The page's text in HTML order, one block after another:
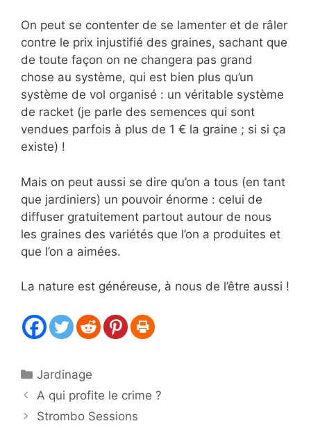
On peut se contenter de se lamenter et de râler
contre le prix injustifié des graines, sachant que
de toute façon on ne changera pas grand
chose au système, qui est bien plus qu’un
système de vol organisé : un véritable système
de racket (je parle des semences qui sont
vendues parfois à plus de 1 € la graine ; si si ça
existe) !
Mais on peut aussi se dire qu’on a tous (en tant
que jardiniers) un pouvoir énorme : celui de
diffuser gratuitement partout autour de nous
les graines des variétés que l’on a produites et
que l’on a aimées.
La nature est généreuse, à nous de l’être aussi !
Catégories
Jardinage
A qui profite le crime ?
Strombo Sessions